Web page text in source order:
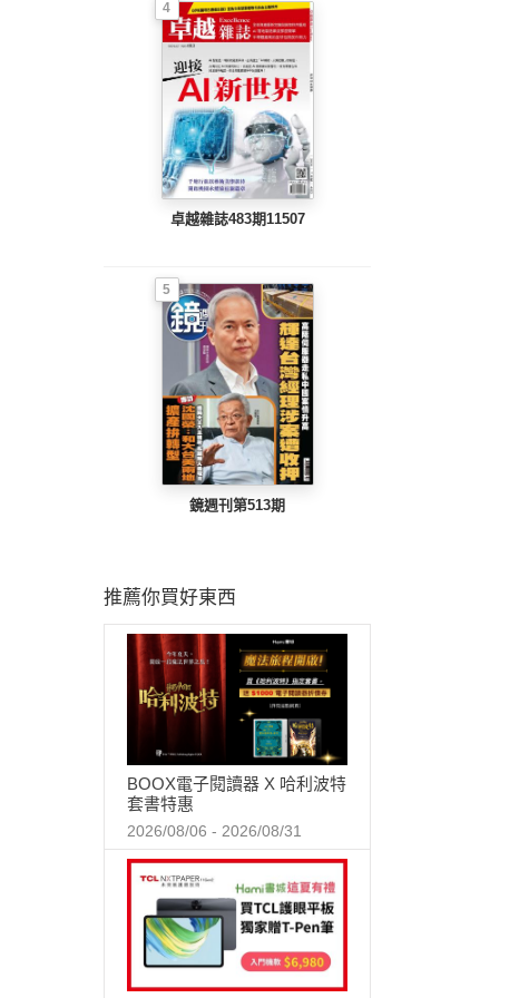
4
卓越雜誌483期11507
5
鏡週刊第513期
推薦你買好東西
BOOX電子閱讀器 X 哈利波特
套書特惠
2026/08/06 - 2026/08/31